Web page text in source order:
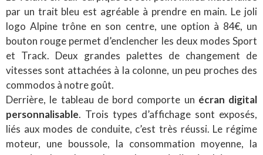
par un trait bleu est agréable à prendre en main. Le joli
logo Alpine trône en son centre, une option à 84€, un
bouton rouge permet d’enclencher les deux modes Sport
et Track. Deux grandes palettes de changement de
vitesses sont attachées à la colonne, un peu proches des
commodos à notre goût.
Derrière, le tableau de bord comporte un écran digital
personnalisable. Trois types d’affichage sont exposés,
liés aux modes de conduite, c’est très réussi. Le régime
moteur, une boussole, la consommation moyenne, la